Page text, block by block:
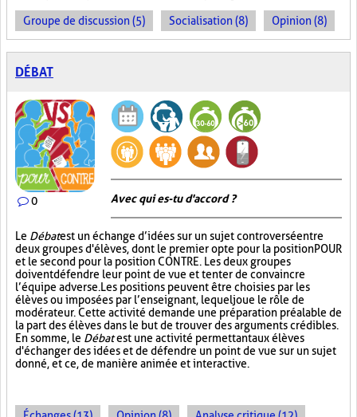
Groupe de discussion (5) Socialisation (8) Opinion (8)
DÉBAT
0 Avec qui es-tu d'accord ?
Le Débatest un échange d’idées sur un sujet controversé entre
deux groupes d'élèves, dont le premier opte pour la position POUR
et le second pour la position CONTRE. Les deux groupes
doivent défendre leur point de vue et tenter de convaincre
l’équipe adverse. Les positions peuvent être choisies par les
élèves ou imposées par l’enseignant, lequel joue le rôle de
modérateur. Cette activité demande une préparation préalable de
la part des élèves dans le but de trouver des arguments crédibles.
En somme, le Débatest une activité permettant aux élèves
d'échanger des idées et de défendre un point de vue sur un sujet
donné, et ce, de manière animée et interactive.